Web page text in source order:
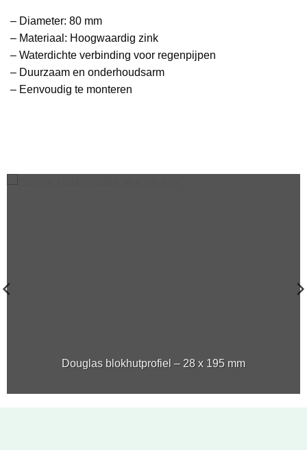
– Diameter: 80 mm
– Materiaal: Hoogwaardig zink
– Waterdichte verbinding voor regenpijpen
– Duurzaam en onderhoudsarm
– Eenvoudig te monteren
Douglas blokhutprofiel – 28 x 195 mm